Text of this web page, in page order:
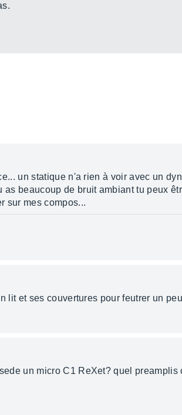
un statique n'a rien à voir avec un
beaucoup de bruit ambiant tu peux
sur mes compos...
lit et ses couvertures pour feutrer un
un micro C1 ReXet? quel